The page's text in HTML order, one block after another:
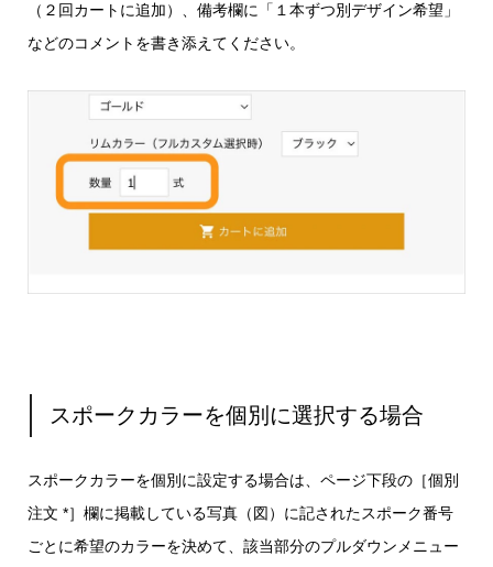
（２回カートに追加）、備考欄に「１本ずつ別デザイン希望」
などのコメントを書き添えてください。
スポークカラーを個別に選択する場合
スポークカラーを個別に設定する場合は、ページ下段の［個別
注文 *］欄に掲載している写真（図）に記されたスポーク番号
ごとに希望のカラーを決めて、該当部分のプルダウンメニュー